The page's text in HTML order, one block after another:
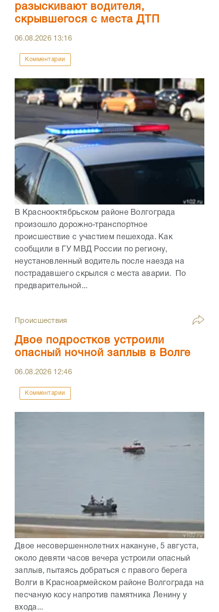
разыскивают водителя,
скрывшегося с места ДТП
06.08.2026 13:16
Комментарии
В Краснооктябрьском районе Волгограда
произошло дорожно-транспортное
происшествие с участием пешехода. Как
сообщили в ГУ МВД России по региону,
неустановленный водитель после наезда на
пострадавшего скрылся с места аварии. По
предварительной...
Происшествия
Двое подростков устроили
опасный ночной заплыв в Волге
06.08.2026 12:46
Комментарии
Двое несовершеннолетних накануне, 5 августа,
около девяти часов вечера устроили опасный
заплыв, пытаясь добраться с правого берега
Волги в Красноармейском районе Волгограда на
песчаную косу напротив памятника Ленину у
входа...